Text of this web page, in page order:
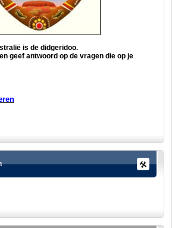
is de didgeridoo.
geef antwoord op de vragen die op je